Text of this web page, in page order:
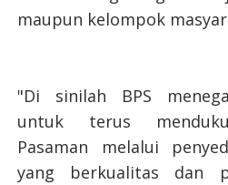
maupun kelompok
"Di sinilah BPS
untuk terus
Pasaman melalui
yang berkualitas dan